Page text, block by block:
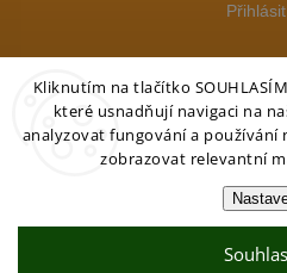
Kliknutím na tlačítko
které usnadňují navigaci na
analyzovat fungování a používání
zobrazovat relevantní
Vytvořil
Partner:Mega
Petgo.cz.